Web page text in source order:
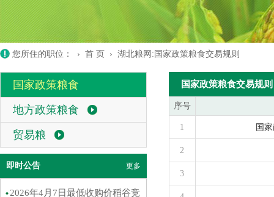
您所住的职位： › 首 页 › 湖北粮网:国家政策粮食交易规则
国家政策粮食
地方政策粮食
贸易粮
即时公告 更多
2026年4月7日最低收购价稻谷竞
国家政策粮食交易规则
序号
1 国
2
3